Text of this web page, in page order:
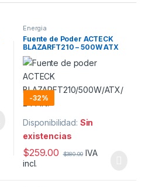
Energia
Fuente de Poder ACTECK
BLAZARFT210 – 500W ATX
24 Pines
-32%
Disponibilidad: Sin
existencias
$259.00 $380.00 IVA
incl.